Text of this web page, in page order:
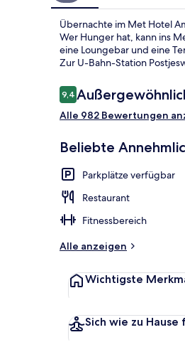
Übernachte im Met Hotel
Wer Hunger hat, kann ins
eine Loungebar und eine
Zur U-Bahn-Station
Bewertungen
9,49,4 von 10.
Alle 982 Bewertungen
Beliebte
Parkplätze verfügbar
Restaurant
Fitnessbereich
Alle anzeigen
Wichtigste
Sich wie zu Hause